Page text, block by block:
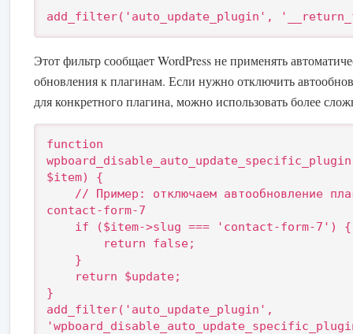
add_filter('auto_update_plugin',
Этот фильтр сообщает WordPress не применять
обновления к плагинам. Если нужно отключить
для конкретного плагина, можно использовать более
function
$item) {
contact-form-7
}
add_filter('auto_update_plugin',